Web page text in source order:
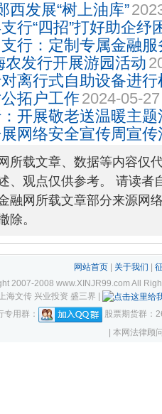
西发展“树上油库”
行“四招”打好助企纾
行：定制专属金融
发行开展游园活动
离行式自助设备进行
拓户工作2024-05-27
开展敬老送温暖主题
网络安全宣传周宣传
所载文章、数据等内容仅
、观点仅供参考。 请读者
融网所载文章部分来源网
除。
网站首页| 关于我们
2007-2008 www.XINJR99.com All
海文传 兴业投资 盛三界 |
专用群：
股票期货群：
| 本网法律顾